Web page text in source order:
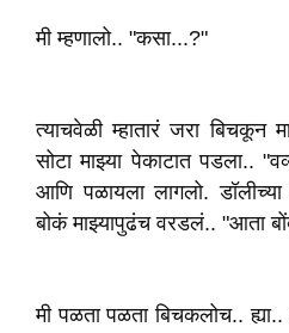
मी म्हणालो.. "कसा...?"
त्याचवेळी म्हातारं जरा
सोटा माझ्या पेकाटात पडला..
आणि पळायला लागलो. डॉलीच्या
बोकं माझ्यापुढंच वरडलं.. "आता
मी पळता पळता बिचकलोच..